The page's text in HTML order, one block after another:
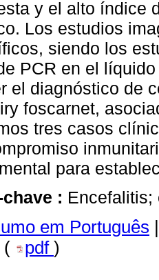
y el alto índice
Los estudios
siendo los
PCR en el
el diagnóstico de
foscarnet,
tres casos
para
: Encefalitis;
em Português |
(
pdf )